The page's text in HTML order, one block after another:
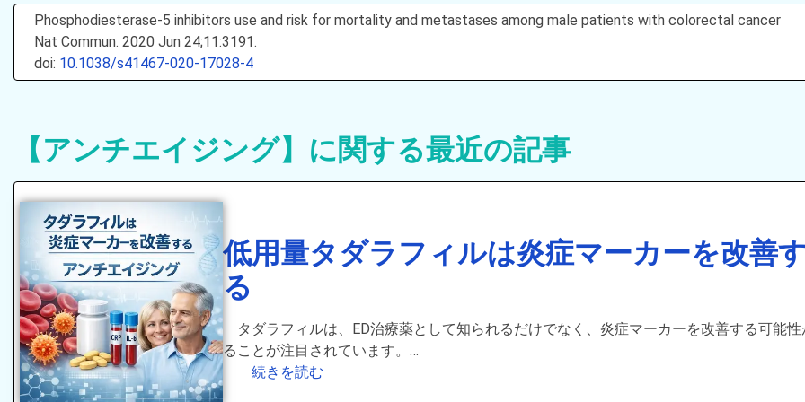
Phosphodiesterase-5 inhibitors use and risk for mortality and metastases among male patients with colorectal cancer
Nat Commun. 2020 Jun 24;11:3191.
doi: 10.1038/s41467-020-17028-4
【アンチエイジング】に関する最近の記事
低用量タダラフィルは炎症マーカーを改善
る
タダラフィルは、ED治療薬として知られるだけでなく、炎症マーカーを改善する可能性
ることが注目されています。…
続きを読む